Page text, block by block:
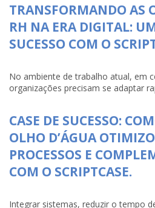
TRANSFORMANDO AS
RH NA ERA DIGITAL:
SUCESSO COM O
No ambiente de trabalho atual, em
organizações precisam se adaptar
CASE DE SUCESSO:
OLHO D’ÁGUA
PROCESSOS E
COM O SCRIPTCASE.
Integrar sistemas, reduzir o tempo